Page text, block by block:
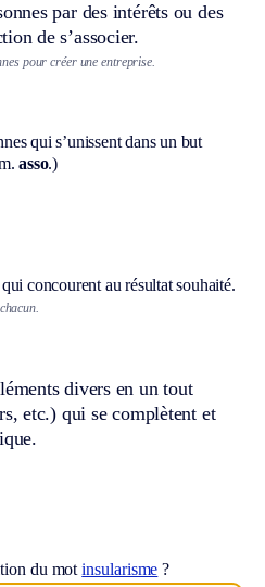
par des intérêts ou des
de s’associer.
pour créer une entreprise.
qui s’unissent dans un but
asso.)
concourent au résultat souhaité.
divers en un tout
etc.) qui se complètent et
du motinsularisme ?